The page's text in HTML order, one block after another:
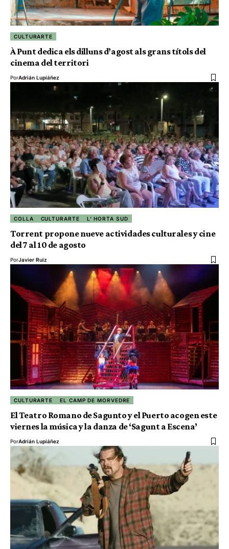
CULTURARTE
À Punt dedica els dilluns d’agost als grans títols del
cinema del territori
PorAdrián Lupiáñez
COLLA CULTURARTE L' HORTA SUD
Torrent propone nueve actividades culturales y cine
del 7 al 10 de agosto
PorJavier Ruiz
CULTURARTE EL CAMP DE MORVEDRE
El Teatro Romano de Sagunto y el Puerto acogen este
viernes la música y la danza de ‘Sagunt a Escena’
PorAdrián Lupiáñez